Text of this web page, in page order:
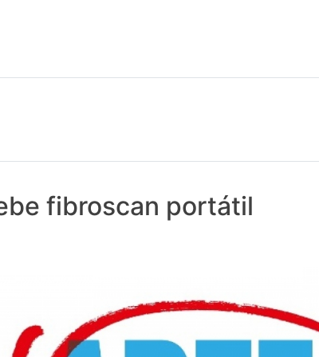
realmente contam! Tudo o que se passa na Saúde!
fibroscan portátil